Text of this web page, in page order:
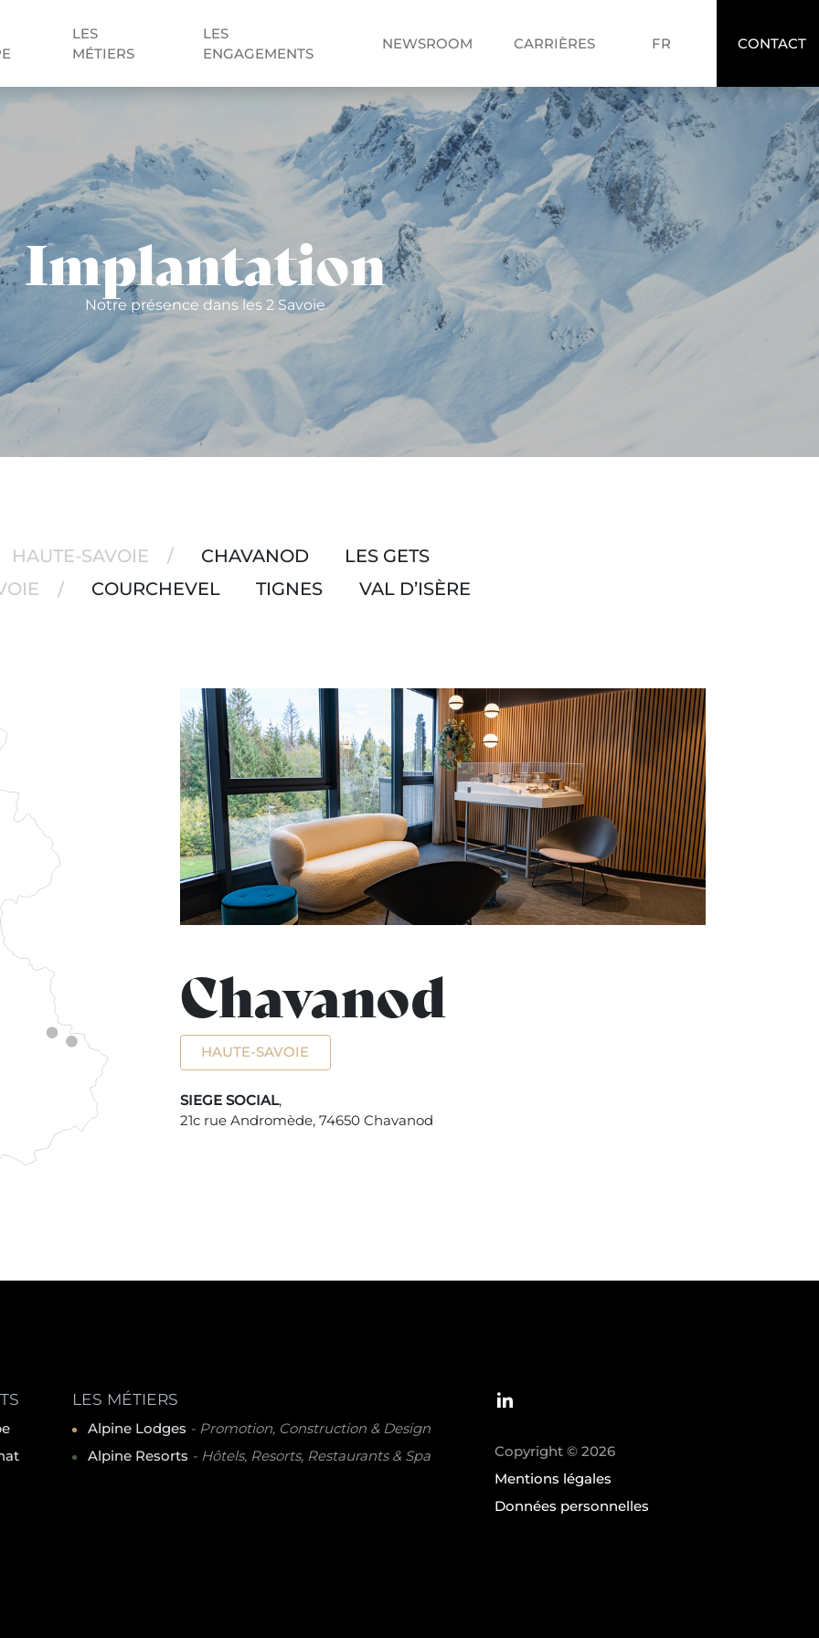
LES
MÉTIERS
LES
ENGAGEMENTS
NEWSROOM CARRIÈRES FR CONTACT
Implantation
Notre présence dans les 2 Savoie
HAUTE-SAVOIE / CHAVANOD
LES GETS
/ COURCHEVEL TIGNES VAL D’ISÈRE
Chavanod
HAUTE-SAVOIE
SIEGE SOCIAL,
21c rue Andromède, 74650 Chavanod
LES MÉTIERS
Alpine Lodges - Promotion, Construction & Design
Alpine Resorts - Hôtels, Resorts, Restaurants & Spa
Copyright © 2026
Mentions légales
Données personnelles